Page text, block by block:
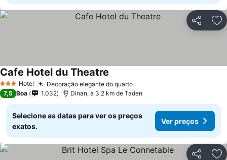
Partilhar
3 EstrelasHotel Decoração elegante do quartoVer preços
Cafe Hotel du Theatre
7,5 Boa 1.032 Dinan, a 3.2 km de Taden
Selecione as datas para ver os preços
exatos.
Ver preços